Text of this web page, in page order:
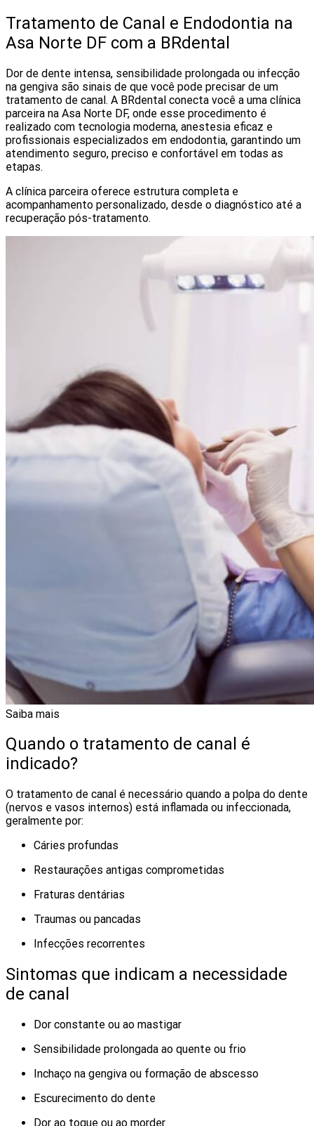
Tratamento de Canal e Endodontia na
Asa Norte DF com a BRdental
Dor de dente intensa, sensibilidade prolongada ou infecção
na gengiva são sinais de que você pode precisar de um
tratamento de canal. A BRdental conecta você a uma clínica
parceira na Asa Norte DF, onde esse procedimento é
realizado com tecnologia moderna, anestesia eficaz e
profissionais especializados em endodontia, garantindo um
atendimento seguro, preciso e confortável em todas as
etapas.
A clínica parceira oferece estrutura completa e
acompanhamento personalizado, desde o diagnóstico até a
recuperação pós-tratamento.
Saiba mais
Quando o tratamento de canal é
indicado?
O tratamento de canal é necessário quando a polpa do dente
(nervos e vasos internos) está inflamada ou infeccionada,
geralmente por:
Cáries profundas
Restaurações antigas comprometidas
Fraturas dentárias
Traumas ou pancadas
Infecções recorrentes
Sintomas que indicam a necessidade
de canal
Dor constante ou ao mastigar
Sensibilidade prolongada ao quente ou frio
Inchaço na gengiva ou formação de abscesso
Escurecimento do dente
Dor ao toque ou ao morder